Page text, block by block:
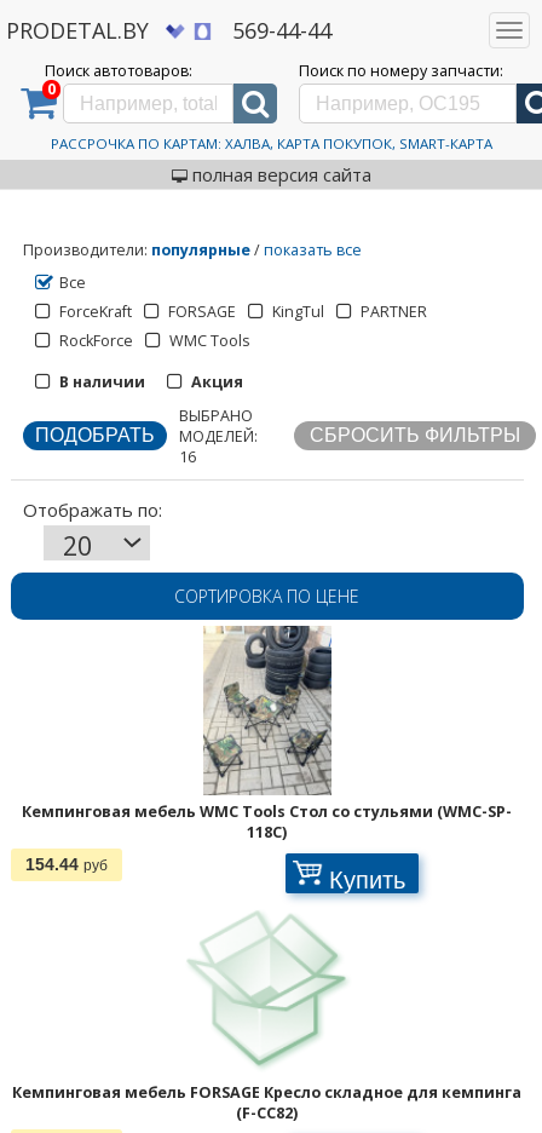
PRODETAL.BY 569-44-44
Поиск автотоваров:
0
Поиск по номеру запчасти:
РАССРОЧКА ПО КАРТАМ: ХАЛВА, КАРТА ПОКУПОК, SMART-КАРТА
полная версия сайта
Дискаунтер автозапчастей PRODETAL.BY > Каталог автотоваров > Кемпинговая мебель
Кемпинговая мебель
Производители: популярные/показать все
Все
ForceKraft
FORSAGE KingTul
PARTNER
RockForce
WMC Tools
В наличии
Акция
ВЫБРАНО
МОДЕЛЕЙ:
16
Отображать по:
СОРТИРОВКА ПО ЦЕНЕ
Кемпинговая мебель WMC Tools Стол со стульями (WMC-SP-
118C)
154.44 руб Купить
Кемпинговая мебель FORSAGE Кресло складное для кемпинга
(F-CC82)